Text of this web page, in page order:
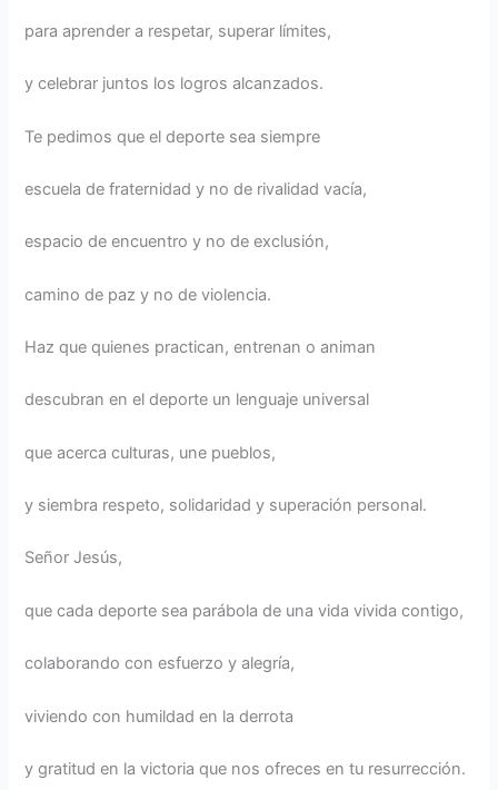
para aprender a respetar, superar límites,
y celebrar juntos los logros alcanzados.
Te pedimos que el deporte sea siempre
escuela de fraternidad y no de rivalidad vacía,
espacio de encuentro y no de exclusión,
camino de paz y no de violencia.
Haz que quienes practican, entrenan o animan
descubran en el deporte un lenguaje universal
que acerca culturas, une pueblos,
y siembra respeto, solidaridad y superación personal.
Señor Jesús,
que cada deporte sea parábola de una vida vivida contigo,
colaborando con esfuerzo y alegría,
viviendo con humildad en la derrota
y gratitud en la victoria que nos ofreces en tu resurrección.